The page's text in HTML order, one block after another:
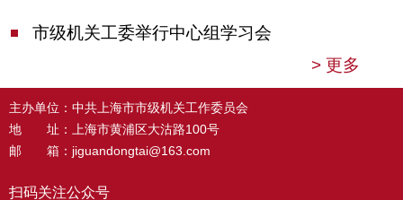
市级机关工委举行中心组学习会
> 更多